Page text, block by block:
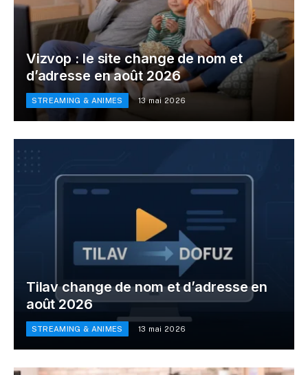
Vizvop : le site change de nom et
d’adresse en août 2026
STREAMING & ANIMES 13 mai 2026
Tilav change de nom et d’adresse en
août 2026
STREAMING & ANIMES 13 mai 2026